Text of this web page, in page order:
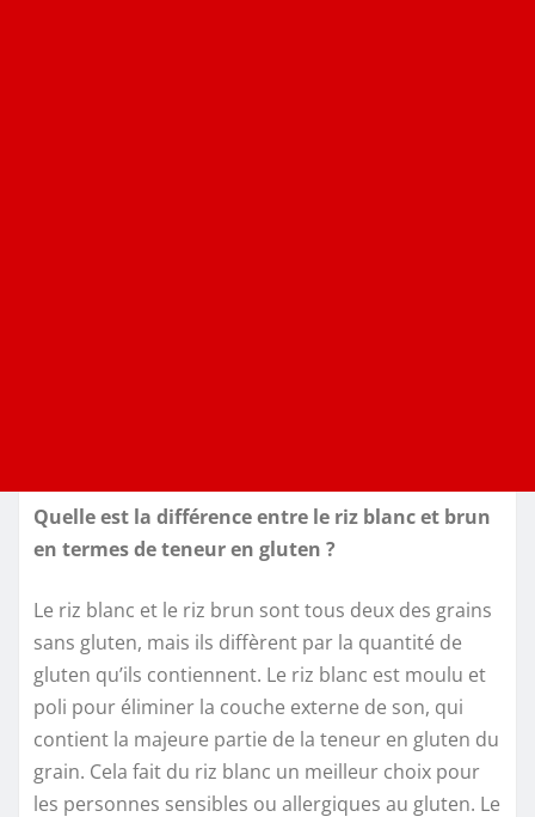
Quelle est la différence entre le riz blanc et brun
en termes de teneur en gluten ?
Le riz blanc et le riz brun sont tous deux des grains
sans gluten, mais ils diffèrent par la quantité de
gluten qu’ils contiennent. Le riz blanc est moulu et
poli pour éliminer la couche externe de son, qui
contient la majeure partie de la teneur en gluten du
grain. Cela fait du riz blanc un meilleur choix pour
les personnes sensibles ou allergiques au gluten. Le